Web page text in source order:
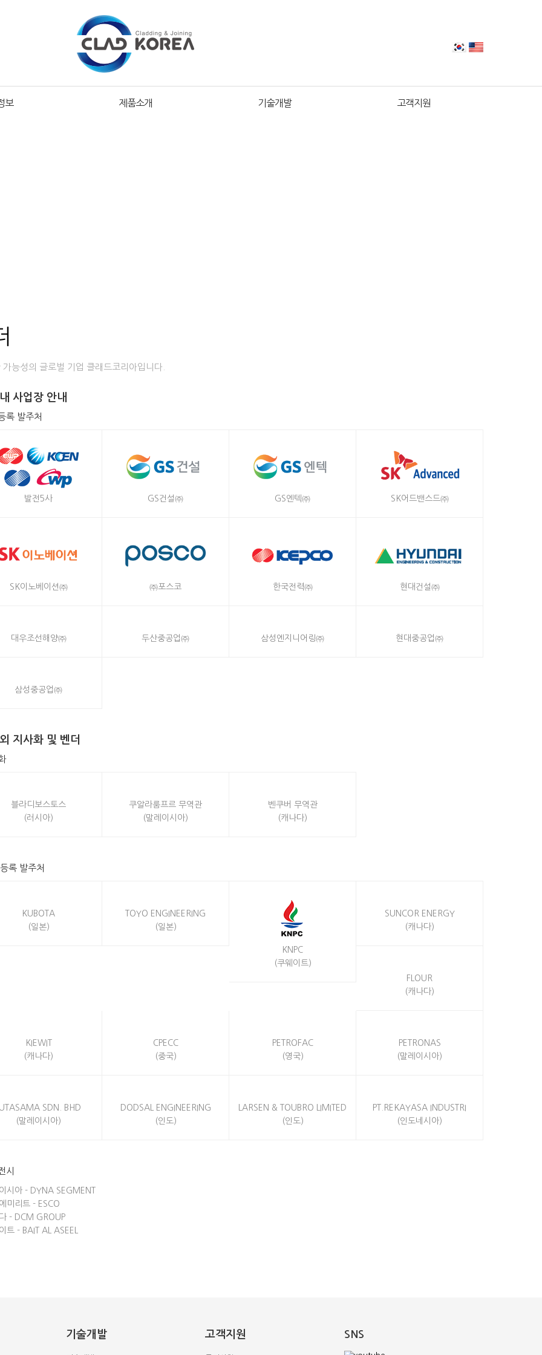
보 제품소개 기술개발 고객지원
가능성의 글로벌 기업 클래드코리아입니다.
사업장 안내
록 발주처
발전5사 GS건설㈜ GS엔텍㈜ SK어드밴스드㈜
SK이노베이션㈜ ㈜포스코 한국전력㈜ 현대건설㈜
대우조선해양㈜ 두산중공업㈜ 삼성엔지니어링㈜ 현대중공업㈜
삼성중공업㈜
지사화 및 벤더
블라디보스토스
(러시아)
쿠알라룸프르 무역관
(말레이시아)
벤쿠버 무역관
(캐나다)
록 발주처
KUBOTA
(일본)
TOYO ENGINEERING
(일본)
KNPC
(쿠웨이트)
SUNCOR ENERGY
(캐나다)
FLOUR
(캐나다)
KIEWIT
(캐나다)
CPECC
(중국)
PETROFAC
(영국)
PETRONAS
(말레이시아)
SDN. BHD
(말레이시아)
DODSAL ENGINEERING
(인도)
LARSEN & TOUBRO LIMITED
(인도)
PT.REKAYASA INDUSTRI
(인도네시아)
시
시아 - DYNA SEGMENT
미리트 - ESCO
- DCM GROUP
트 - BAIT AL ASEEL
기술개발 고객지원 SNS